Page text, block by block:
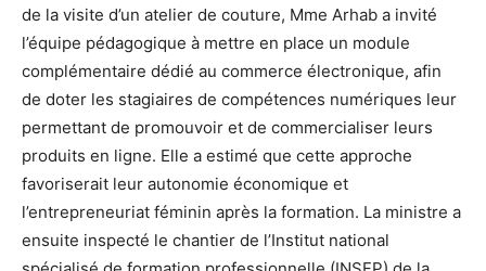
de la visite d’un atelier de couture, Mme Arhab a invité
l’équipe pédagogique à mettre en place un module
complémentaire dédié au commerce électronique, afin
de doter les stagiaires de compétences numériques leur
permettant de promouvoir et de commercialiser leurs
produits en ligne. Elle a estimé que cette approche
favoriserait leur autonomie économique et
l’entrepreneuriat féminin après la formation. La ministre a
ensuite inspecté le chantier de l’Institut national